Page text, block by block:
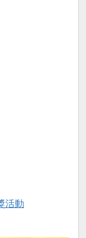
活動